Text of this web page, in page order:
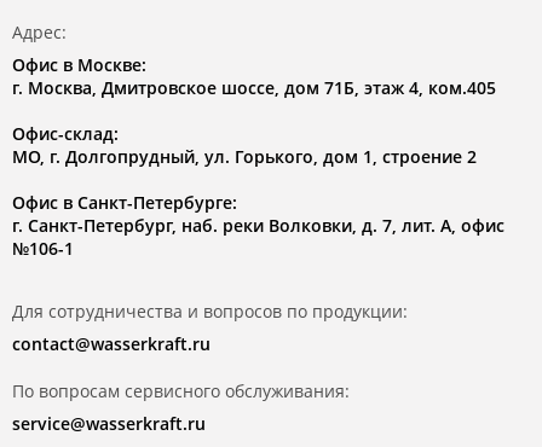
Адрес:
Офис в Москве:
г. Москва, Дмитровское шоссе, дом 71Б, этаж 4, ком.405
Офис-склад:
МО, г. Долгопрудный, ул. Горького, дом 1, строение 2
Офис в Санкт-Петербурге:
г. Санкт-Петербург, наб. реки Волковки, д. 7, лит. А, офис
№106-1
Для сотрудничества и вопросов по продукции:
contact@wasserkraft.ru
По вопросам сервисного обслуживания:
service@wasserkraft.ru